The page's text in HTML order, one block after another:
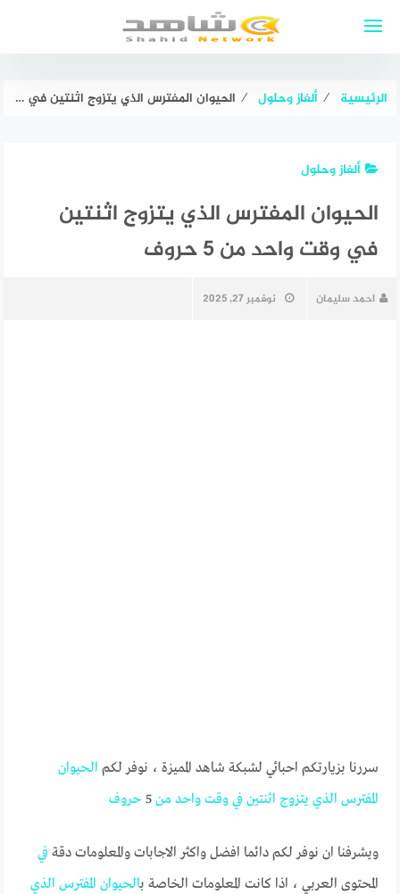
الرئيسية ⁄ ألغاز وحلول ⁄ الحيوان المفترس الذي يتزوج اثنتين في وقت واحد من 5 حروف
ألغاز وحلول
الحيوان المفترس الذي يتزوج اثنتين
في وقت واحد من 5 حروف
احمد سليمان نوفمبر 27, 2025
سررنا بزيارتكم احبائي لشبكة شاهد المميزة ، نوفر لكم الحيوان
المفترس الذي يتزوج اثنتين في وقت واحد من 5 حروف
ويشرفنا ان نوفر لكم دائما افضل واكثر الاجابات والمعلومات دقةفي
المحتوى العربي ، اذا كانت المعلومات الخاصة بالحيوان المفترس الذي